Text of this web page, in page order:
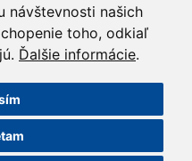
návštevnosti našich
toho, odkiaľ
Ďalšie informácie.
| Powered by: